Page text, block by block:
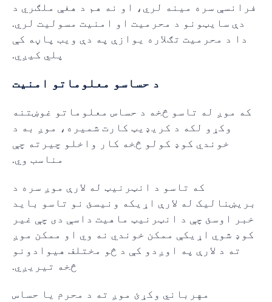
فرانسې سره مینه لري، او نه هم د هغې ملګري د
دې سایټونو د محرمیت او امنیت مسولیت لري.
دا د محرمیت تګلاره یوازې په دې ویب پاڼه کې
پلي کیږي.
د حساسو معلوماتو امنیت
که موږ له تاسو څخه د حساس معلوماتو غوښتنه
وکړو لکه د کریډیټ کارت شمیره، موږ به د
خوندي کوډ کولو څخه کار واخلو چیرته چې
مناسب وي.
که تاسو د انټرنیټ له لارې موږ سره د
بریښنالیک له لارې اړیکه ونیسئ نو تاسو باید
خبر اوسئ چې د انټرنیټ ماهیت داسې دی چې غیر
کوډ شوي اړیکې ممکن خوندي نه وي او ممکن موږ
ته د لارې په اوږدو کې د څو مختلف هیوادونو
څخه تیریږي.
مهرباني وکړئ موږ ته د محرم یا حساس